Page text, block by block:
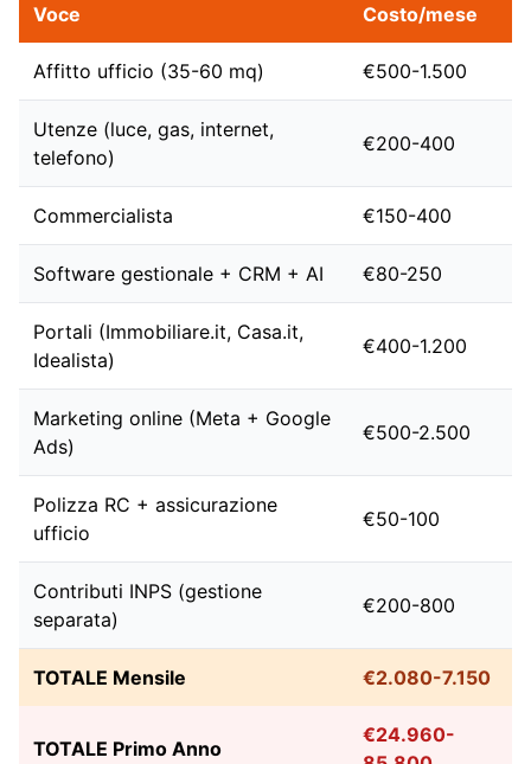
Voce Costo/mese
Affitto ufficio (35-60 mq) €500-1.500
Utenze (luce, gas, internet,
telefono)
€200-400
Commercialista €150-400
Software gestionale + CRM + AI €80-250
Portali (Immobiliare.it, Casa.it,
Idealista)
€400-1.200
Marketing online (Meta + Google
Ads)
€500-2.500
Polizza RC + assicurazione
ufficio
€50-100
Contributi INPS (gestione
separata)
€200-800
TOTALE Mensile €2.080-7.150
TOTALE Primo Anno
€24.960-